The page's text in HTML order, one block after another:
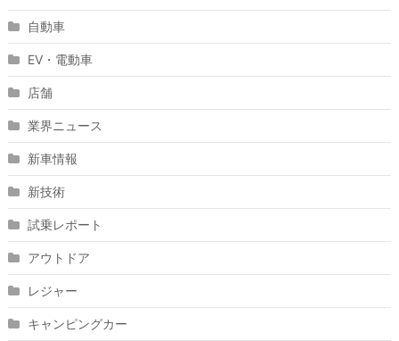
自動車
EV・電動車
店舗
業界ニュース
新車情報
新技術
試乗レポート
アウトドア
レジャー
キャンピングカー